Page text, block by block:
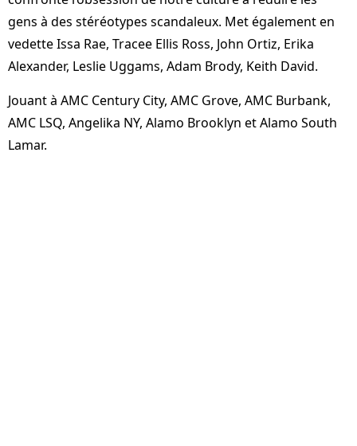
gens à des stéréotypes scandaleux. Met également en
vedette Issa Rae, Tracee Ellis Ross, John Ortiz, Erika
Alexander, Leslie Uggams, Adam Brody, Keith David.
Jouant à AMC Century City, AMC Grove, AMC Burbank,
AMC LSQ, Angelika NY, Alamo Brooklyn et Alamo South
Lamar.